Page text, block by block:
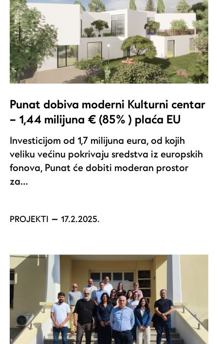
Punat dobiva moderni Kulturni centar
– 1,44 milijuna € (85% ) plaća EU
Investicijom od 1,7 milijuna eura, od kojih
veliku većinu pokrivaju sredstva iz europskih
fonova, Punat će dobiti moderan prostor
za…
PROJEKTI 17.2.2025.